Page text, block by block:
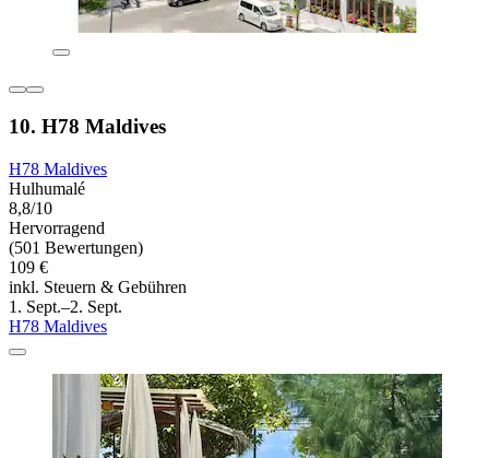
10. H78 Maldives
H78 Maldives
Hulhumalé
8,8/10
Hervorragend
(501 Bewertungen)
109 €
inkl. Steuern & Gebühren
1. Sept.–2. Sept.
H78 Maldives